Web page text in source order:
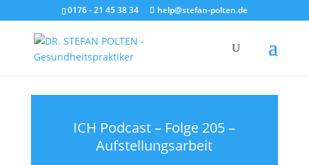
0176 - 21 45 38 34 help@stefan-polten.de
ICH Podcast – Folge 205 –
Aufstellungsarbeit